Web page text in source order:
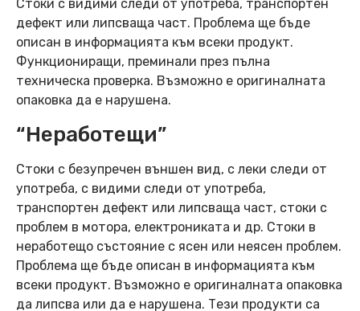
Стоки с видими следи от употреба, транспортен
дефект или липсваща част. Проблема ще бъде
описан в информацията към всеки продукт.
Функциониращи, преминали през пълна
техническа проверка. Възможно е оригиналната
опаковка да е нарушена.
“Неработещи”
Стоки с безупречен външен вид, с леки следи от
употреба, с видими следи от употреба,
транспортен дефект или липсваща част, стоки с
проблем в мотора, електрониката и др. Стоки в
неработещо състояние с ясен или неясен проблем.
Проблема ще бъде описан в информацията към
всеки продукт. Възможно е оригиналната опаковка
да липсва или да е нарушена. Тези продукти са